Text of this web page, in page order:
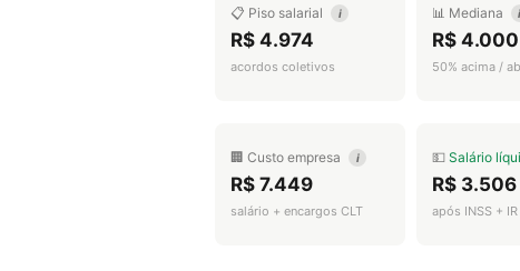
📋 Piso salarial i
R$ 4.974
acordos coletivos
📊 Mediana i
R$ 4.000
50% acima /
🏢 Custo empresa i
R$ 7.449
salário + encargos CLT
💵 Salário
R$ 3.506
após INSS +